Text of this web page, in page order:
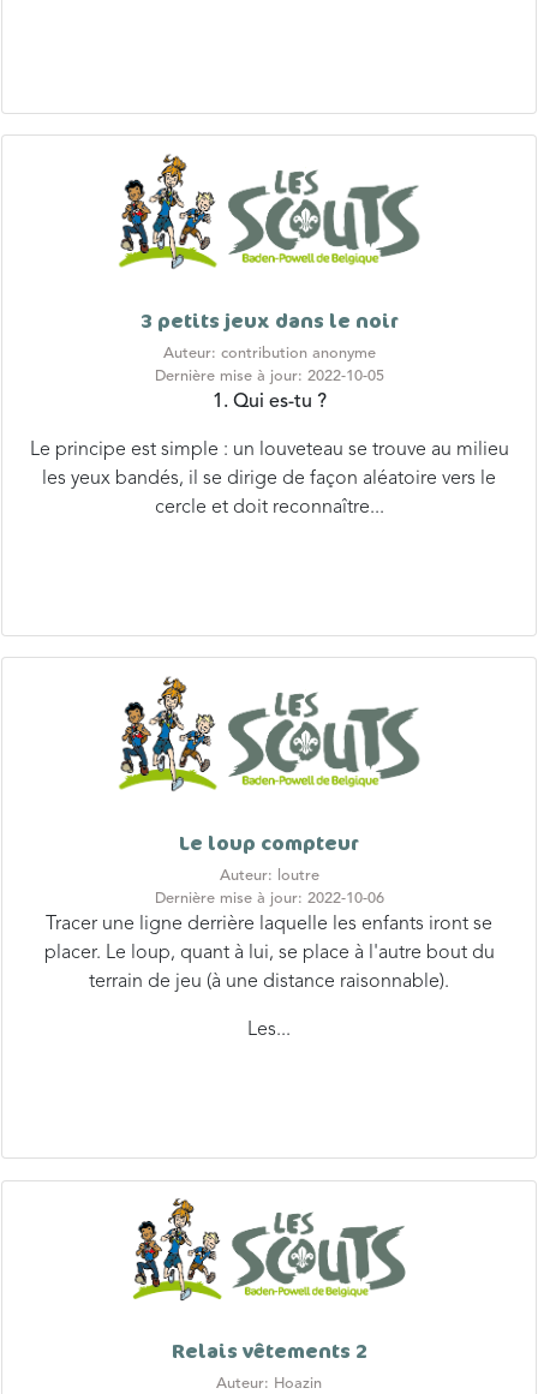
3 petits jeux dans le noir
Auteur: contribution anonyme
Dernière mise à jour: 2022-10-05
1. Qui es-tu ?
Le principe est simple : un louveteau se trouve au milieu
les yeux bandés, il se dirige de façon aléatoire vers le
cercle et doit reconnaître...
Le loup compteur
Auteur: loutre
Dernière mise à jour: 2022-10-06
Tracer une ligne derrière laquelle les enfants iront se
placer. Le loup, quant à lui, se place à l'autre bout du
terrain de jeu (à une distance raisonnable).
Les...
Relais vêtements 2
Auteur: Hoazin